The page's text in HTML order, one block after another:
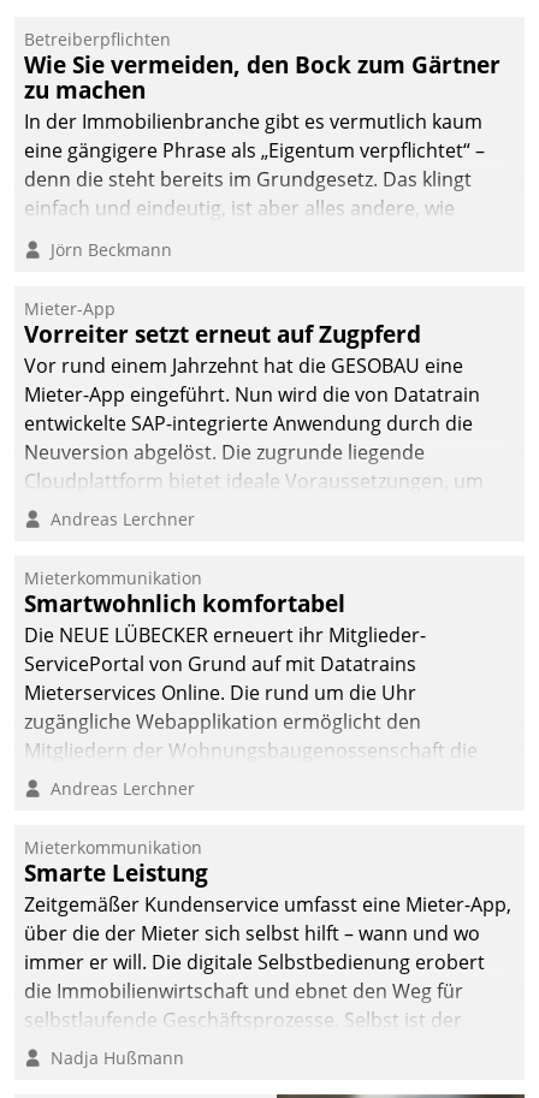
Datatrain ermöglicht
automatisiert ausgelöste,
zielgerichtete
Mieterbefragungen – eine
starke Grundlage für
intelligente,
Entscheidungen.
Betreiberpflichten
Wie Sie vermeiden, den Bock zum Gärtner
zu machen
In der Immobilienbranche gibt es vermutlich kaum
eine gängigere Phrase als „Eigentum verpflichtet“ –
denn die steht bereits im Grundgesetz. Das klingt
einfach und eindeutig, ist aber alles andere, wie
Branchenbeschäftigte wissen. Denn mit der
Verantwortung folgen Verpflichtungen.
Jörn Beckmann
Mieter-App
Vorreiter setzt erneut auf Zugpferd
Vor rund einem Jahrzehnt hat die GESOBAU eine
Mieter-App eingeführt. Nun wird die von Datatrain
entwickelte SAP-integrierte Anwendung durch die
Neuversion abgelöst. Die zugrunde liegende
Cloudplattform bietet ideale Voraussetzungen, um
die Funktionalität der App zu erweitern und weitere
integrieren.
Andreas Lerchner
Mieterkommunikation
Smartwohnlich komfortabel
Die NEUE LÜBECKER erneuert ihr Mitglieder-
ServicePortal von Grund auf mit Datatrains
Mieterservices Online. Die rund um die Uhr
zugängliche Webapplikation ermöglicht den
Mitgliedern der Wohnungs­bau­genossenschaft die
Kontaktaufnahme per Smartphone, Tablet oder PC.
Andreas Lerchner
Mieterkommunikation
Smarte Leistung
Zeitgemäßer Kundenservice umfasst eine Mieter-App,
über die der Mieter sich selbst hilft – wann und wo
immer er will. Die digitale Selbstbedienung erobert
die Immobilienwirtschaft und ebnet den Weg für
selbstlaufende Geschäftsprozesse. Selbst ist der
Kunde und smart der Serviceanbieter.
Nadja Hußmann